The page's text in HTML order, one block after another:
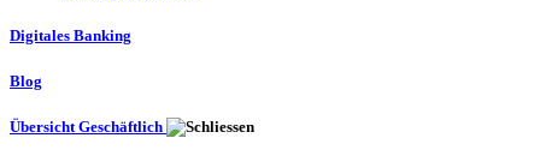
Digitales Banking
Blog
Übersicht Geschäftlich